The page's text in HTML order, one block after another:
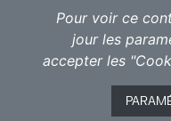
De Lois Weber à
une galerie de
aussi créé
toutes des femmes
Pour voir ce
jour les
accepter les